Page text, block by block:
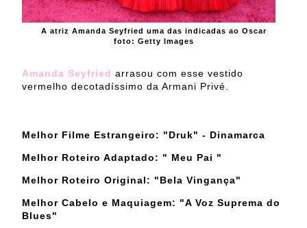
A atriz Amanda Seyfried uma das indicadas ao Oscar
foto: Getty Images
Amanda Seyfried arrasou com esse vestido
vermelho decotadíssimo da Armani Privé.
Melhor Filme Estrangeiro: "Druk" - Dinamarca
Melhor Roteiro Adaptado: " Meu Pai "
Melhor Roteiro Original: "Bela Vingança"
Melhor Cabelo e Maquiagem: "A Voz Suprema do
Blues"